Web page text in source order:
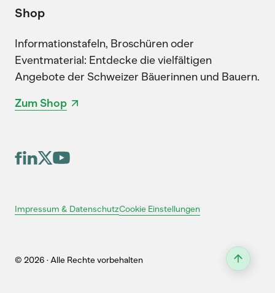
Shop
Informationstafeln, Broschüren oder
Eventmaterial: Entdecke die vielfältigen
Angebote der Schweizer Bäuerinnen und Bauern.
Zum Shop
Impressum & DatenschutzCookie Einstellungen
© 2026 · Alle Rechte vorbehalten